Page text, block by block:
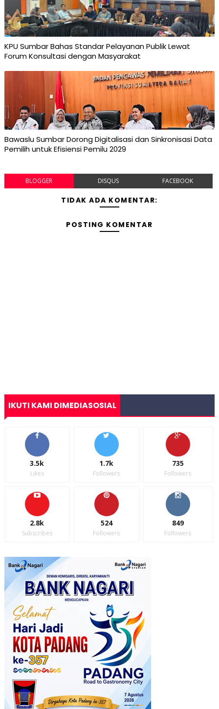
KPU Sumbar Bahas Standar Pelayanan Publik Lewat
Forum Konsultasi dengan Masyarakat
Bawaslu Sumbar Dorong Digitalisasi dan Sinkronisasi Data
Pemilih untuk Efisiensi Pemilu 2029
BLOGGER DISQUS FACEBOOK
TIDAK ADA KOMENTAR:
POSTING KOMENTAR
IKUTI KAMI DIMEDIASOSIAL
3.5k
Likes
1.7k
Followers
735
Followers
2.8k
Subscribes
524
Followers
849
Followers